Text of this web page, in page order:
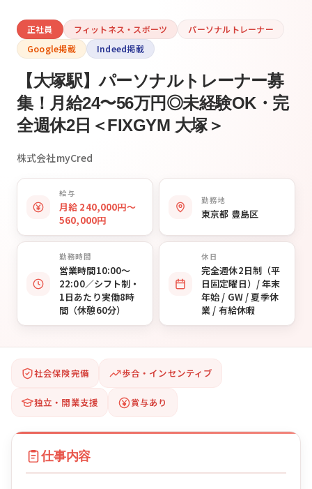
正社員 フィットネス・スポーツ
パーソナルトレーナー
Google掲載
Indeed掲載
【大塚駅】パーソナルトレーナー募
集！月給24〜56万円◎未経験OK・完
全週休2日＜FIXGYM 大塚＞
株式会社myCred
給与
月給 240,000円〜
560,000円
勤務地
東京都 豊島区
勤務時間
営業時間10:00〜
22:00／シフト制・
1日あたり実働8時
間（休憩60分）
休日
完全週休2日制（平
日固定曜日）/ 年末
年始 / GW / 夏季休
業 / 有給休暇
社会保険完備 歩合・インセンティブ
独立・開業支援 賞与あり
仕事内容